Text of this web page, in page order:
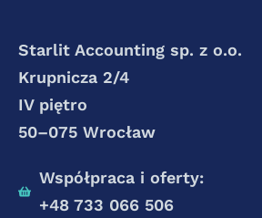
Starlit Accounting sp. z o.o.
Krupnicza 2/4
IV piętro
50–075 Wrocław
Współpraca i oferty:
+48 733 066 506